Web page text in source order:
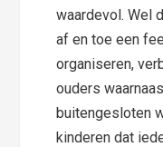
waardevol. Wel
af en toe een
organiseren,
ouders
buitengesloten
kinderen dat